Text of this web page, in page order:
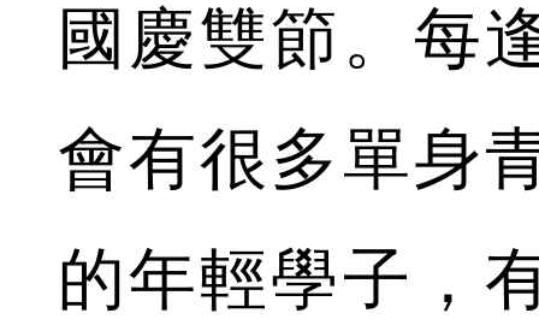
國慶雙節。每
會有很多單身
的年輕學子，